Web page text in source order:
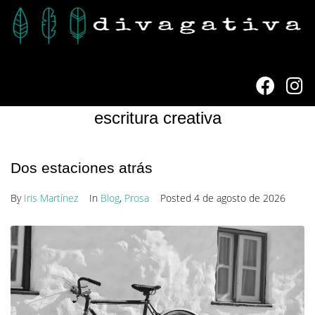
escritura creativa
Dos estaciones atrás
By Iris Martínez In Blog, Prosa Posted 4 de agosto de 2026